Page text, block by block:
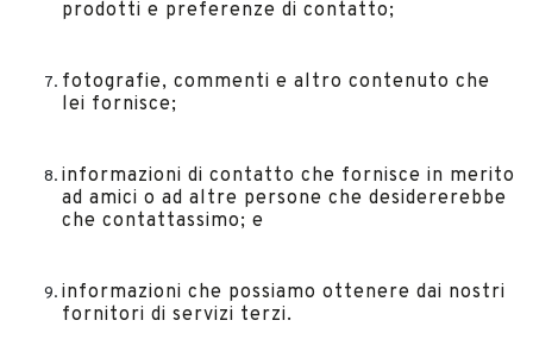
prodotti e preferenze di contatto;
fotografie, commenti e altro contenuto che
lei fornisce;
informazioni di contatto che fornisce in merito
ad amici o ad altre persone che desidererebbe
che contattassimo; e
informazioni che possiamo ottenere dai nostri
fornitori di servizi terzi.